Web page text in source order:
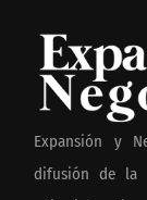
Expansión y
difusión de la